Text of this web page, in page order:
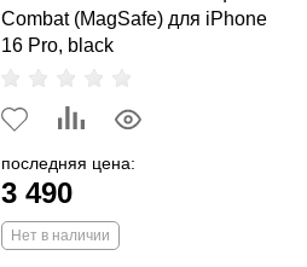
Combat (MagSafe) для iPhone
16 Pro, black
последняя цена:
3 490
Нет в наличии